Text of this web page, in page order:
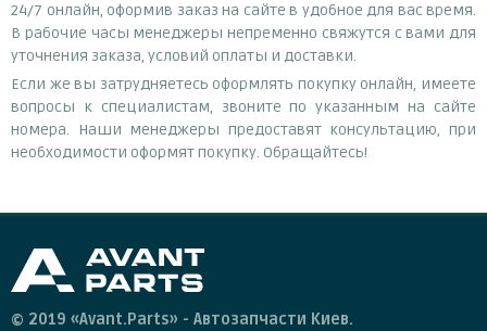
24/7 онлайн, оформив заказ на сайте в удобное для вас время.
В рабочие часы менеджеры непременно свяжутся с вами для
уточнения заказа, условий оплаты и доставки.
Если же вы затрудняетесь оформлять покупку онлайн, имеете
вопросы к специалистам, звоните по указанным на сайте
номера. Наши менеджеры предоставят консультацию, при
необходимости оформят покупку. Обращайтесь!
© 2019 «Avant.Parts» - Автозапчасти Киев.